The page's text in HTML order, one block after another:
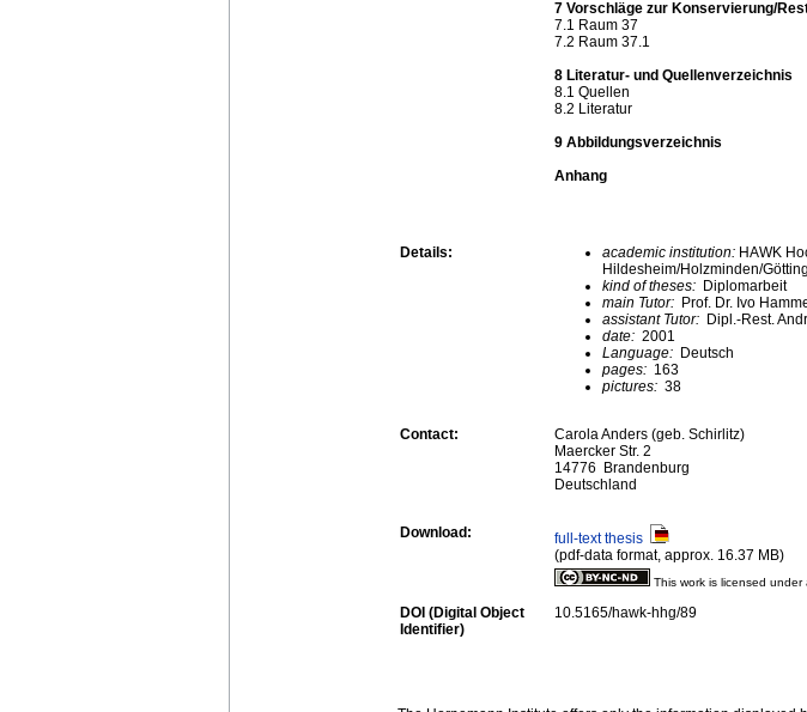
7 Vorschläge zur Konservierung/
7.1 Raum 37
7.2 Raum 37.1
8 Literatur- und Quellenverzeichnis
8.1 Quellen
8.2 Literatur
9 Abbildungsverzeichnis
Anhang
Details: academic institution: HAWK
Hildesheim/Holzminden/
kind of theses: Diplomarbeit
main Tutor: Prof. Dr. Ivo
assistant Tutor: Dipl.-Rest.
date: 2001
Language: Deutsch
pages: 163
pictures: 38
Contact:
Carola Anders (geb. Schirlitz)
Maercker Str. 2
14776 Brandenburg
Deutschland
Download:
full-text thesis
(pdf-data format, approx. 16.37 MB)
This work is licensed under
DOI (Digital Object
Identifier)
10.5165/hawk-hhg/89